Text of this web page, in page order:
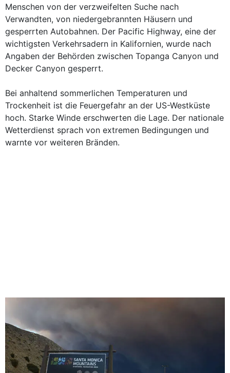
Menschen von der verzweifelten Suche nach
Verwandten, von niedergebrannten Häusern und
gesperrten Autobahnen. Der Pacific Highway, eine der
wichtigsten Verkehrsadern in Kalifornien, wurde nach
Angaben der Behörden zwischen Topanga Canyon und
Decker Canyon gesperrt.
Bei anhaltend sommerlichen Temperaturen und
Trockenheit ist die Feuergefahr an der US-Westküste
hoch. Starke Winde erschwerten die Lage. Der nationale
Wetterdienst sprach von extremen Bedingungen und
warnte vor weiteren Bränden.